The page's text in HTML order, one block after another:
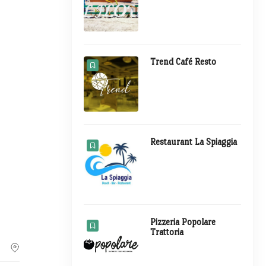
Trend Café Resto
Restaurant La Spiaggia
Pizzeria Popolare
Trattoria